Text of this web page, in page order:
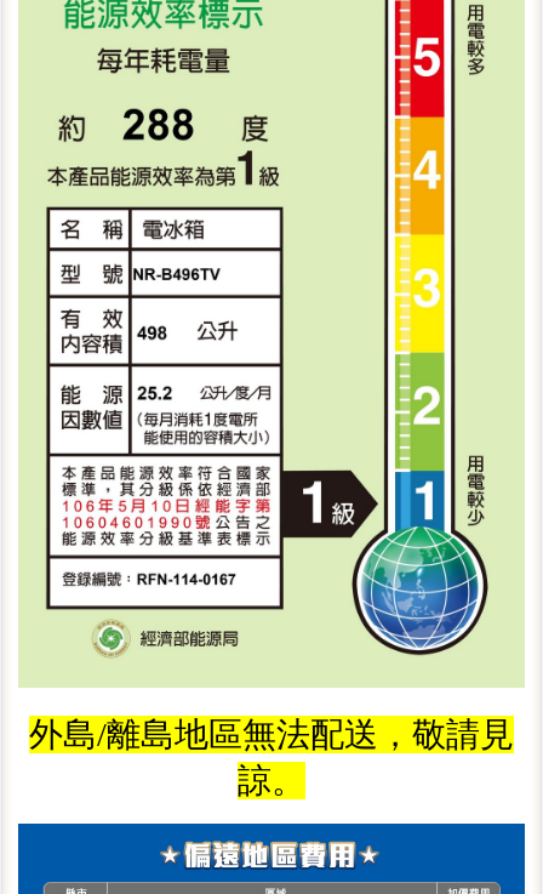
外島/離島地區無法配送，敬請見
諒。